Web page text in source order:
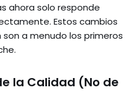
ahora solo responde
Estos cambios
a menudo los primeros
la Calidad (No de